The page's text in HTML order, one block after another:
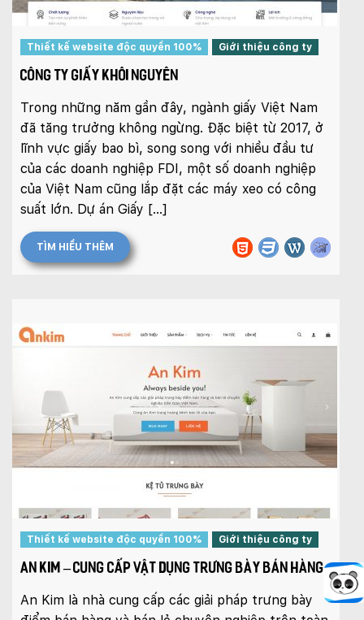
Thiết kế website độc quyền 100% Giới thiệu công ty
CÔNG TY GIẤY KHÔI NGUYÊN
Trong những năm gần đây, ngành giấy Việt Nam
đã tăng trưởng không ngừng. Đặc biệt từ 2017, ở
lĩnh vực giấy bao bì, song song với nhiều đầu tư
của các doanh nghiệp FDI, một số doanh nghiệp
của Việt Nam cũng lắp đặt các máy xeo có công
suất lớn. Dự án Giấy […]
TÌM HIỂU THÊM
Thiết kế website độc quyền 100% Giới thiệu công ty
AN KIM – CUNG CẤP VẬT DỤNG TRƯNG BÀY BÁN HÀNG
An Kim là nhà cung cấp các giải pháp trưng bày
Mobile:
Tài khoản đã đượcMona Media cung cấp cho quý
khách qua hệ thống SMS tự động. Nếu cần hỗ trợ thêm